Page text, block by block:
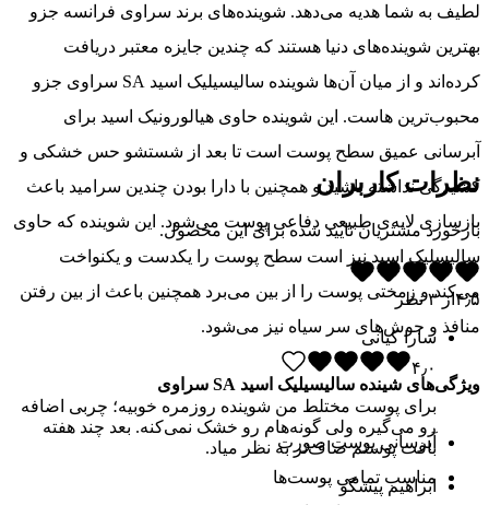
لطیف به شما هدیه می‌دهد. شوینده‌های برند سراوی فرانسه جزو
بهترین شوینده‌های دنیا هستند که چندین جایزه معتبر دریافت
کرده‌اند و از میان آن‌ها شوینده سالیسیلیک اسید SA سراوی جزو
محبوب‌ترین هاست. این شوینده حاوی هیالورونیک اسید برای
آبرسانی عمیق سطح پوست است تا بعد از شستشو حس خشکی و
کشیدگی نداشته باشید و همچنین با دارا بودن چندین سرامید باعث
بازسازی لایه‎‌ی طبیعی دفاعی پوست می‌شود. این شوینده که حاوی
سالیسلیک اسید نیز است سطح پوست را یکدست و یکنواخت
می‌کند و زمختی پوست را از بین می‌برد همچنین باعث از بین رفتن
منافذ و جوش‌های سر سیاه نیز می‌شود.
ویژگی‌های شینده سالیسیلیک اسید SA سراوی
آبرسانی پوست صورت
مناسب تمامی پوست‌ها
نظرات کاربران
بازخورد مشتریان تایید شده برای این محصول.
۴٫۵از۳نظر
سارا کیانی
۴٫۰
برای پوست مختلط من شوینده روزمره خوبیه؛ چربی اضافه
رو می‌گیره ولی گونه‌هام رو خشک نمی‌کنه. بعد چند هفته
بافت پوستم صاف‌تر به نظر میاد.
ابراهیم پیشگو